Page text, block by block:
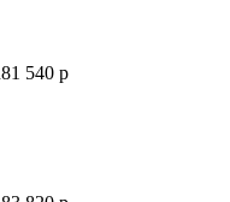
81 540 р